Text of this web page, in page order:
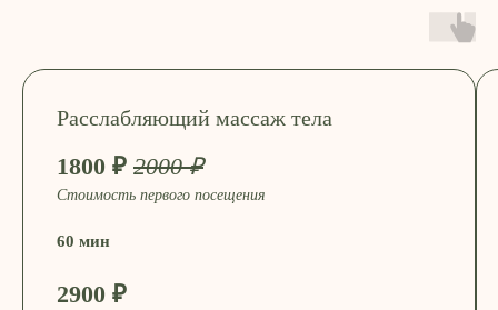
Расслабляющий массаж тела
1800 ₽ 2000 ₽
Стоимость первого посещения
60 мин
2900 ₽
ПОДАРИТЕ СОСТОЯНИЕ СПОКОЙСТВИЯ
естественность, лёгкость и заботу